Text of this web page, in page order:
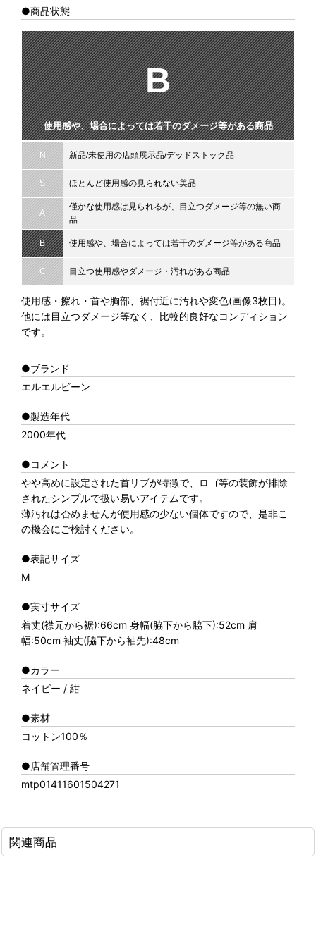
●商品状態
B
使用感や、場合によっては若干のダメージ等がある商品
N 新品/未使用の店頭展示品/デッドストック品
S ほとんど使用感の見られない美品
A
僅かな使用感は見られるが、目立つダメージ等の無い商
品
B 使用感や、場合によっては若干のダメージ等がある商品
C 目立つ使用感やダメージ・汚れがある商品
使用感・擦れ・首や胸部、裾付近に汚れや変色(画像3枚目)。
他には目立つダメージ等なく、比較的良好なコンディション
です。
●ブランド
エルエルビーン
●製造年代
2000年代
●コメント
やや高めに設定された首リブが特徴で、ロゴ等の装飾が排除
されたシンプルで扱い易いアイテムです。
薄汚れは否めませんが使用感の少ない個体ですので、是非こ
の機会にご検討ください。
●表記サイズ
M
●実寸サイズ
着丈(襟元から裾):66cm 身幅(脇下から脇下):52cm 肩
幅:50cm 袖丈(脇下から袖先):48cm
●カラー
ネイビー / 紺
●素材
コットン100％
●店舗管理番号
mtp01411601504271
関連商品